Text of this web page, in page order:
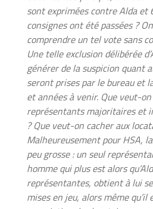
sont exprimées contre Alda et
consignes ont été passées ?
comprendre un tel vote sans
Une telle exclusion délibérée
générer de la suspicion quant
seront prises par le bureau et
et années à venir. Que veut-
représentants majoritaires et
? Que veut-on cacher aux
Malheureusement pour HSA,
peu grosse : un seul
homme qui plus est alors
représentantes, obtient à lui
mises en jeu, alors même qu’il